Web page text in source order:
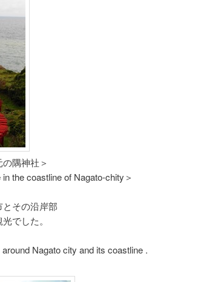
隅神社＞
the coastline of Nagato-chity＞
その沿岸部
でした。
Nagato city and its coastline .